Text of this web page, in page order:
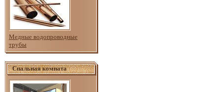
Медные водопроводные
трубы
Спальная комната